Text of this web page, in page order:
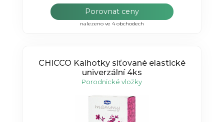
Porovnat ceny
nalezeno ve 4 obchodech
CHICCO Kalhotky síťované elastické
univerzální 4ks
Porodnické vložky